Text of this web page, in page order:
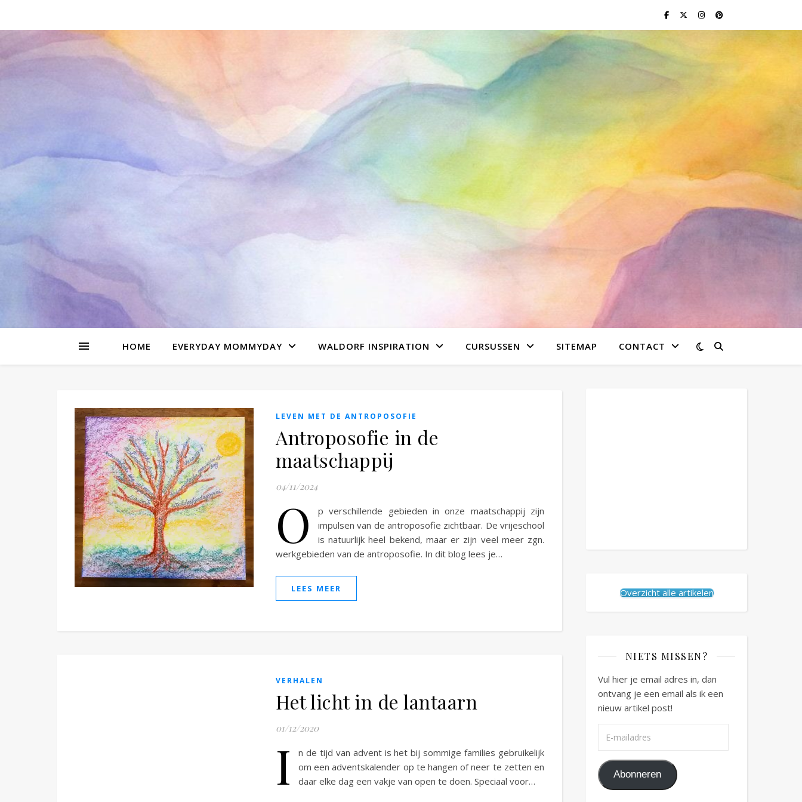
HOME EVERYDAY MOMMYDAY WALDORF INSPIRATION CURSUSSEN SITEMAP CONTACT
LEVEN MET DE ANTROPOSOFIE
Antroposofie in de
maatschappij
04/11/2024
O
p verschillende gebieden in onze maatschappij zijn
impulsen van de antroposofie zichtbaar. De vrijeschool
is natuurlijk heel bekend, maar er zijn veel meer zgn.
werkgebieden van de antroposofie. In dit blog lees je…
LEES MEER
VERHALEN
Het licht in de lantaarn
01/12/2020
I
n de tijd van advent is het bij sommige families gebruikelijk
om een adventskalender op te hangen of neer te zetten en
daar elke dag een vakje van open te doen. Speciaal voor…
Overzicht alle artikelen
NIETS MISSEN?
Vul hier je email adres in, dan
ontvang je een email als ik een
nieuw artikel post!
Abonneren